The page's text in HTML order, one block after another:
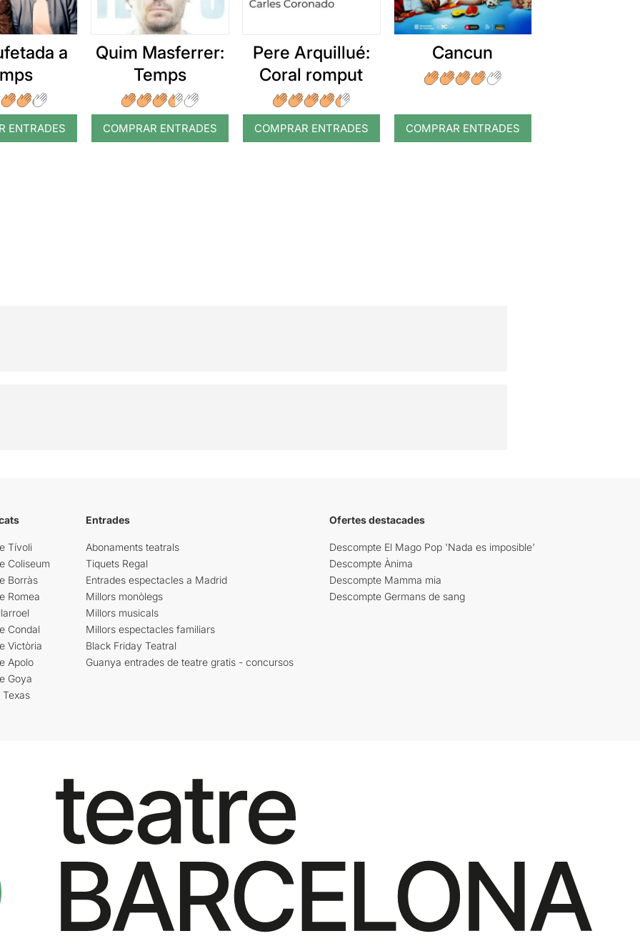
a
ENTRADES
Quim Masferrer:
Temps
COMPRAR ENTRADES
Pere Arquillué:
Coral romput
COMPRAR ENTRADES
Cancun
COMPRAR ENTRADES
Tívoli
Coliseum
Borràs
Romea
Condal
Victòria
Apolo
Goya
Texas
Entrades
Abonaments teatrals
Tiquets Regal
Entrades espectacles a Madrid
Millors monòlegs
Millors musicals
Millors espectacles familiars
Black Friday Teatral
Guanya entrades de teatre gratis - concursos
Ofertes destacades
Descompte El Mago Pop 'Nada es imposible'
Descompte Ànima
Descompte Mamma mia
Descompte Germans de sang